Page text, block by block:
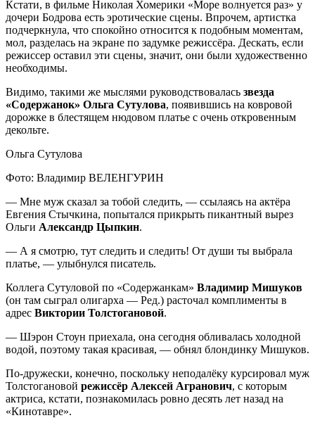
Кстати, в фильме Николая Хомерики «Море волнуется раз» у
дочери Бодрова есть эротические сцены. Впрочем, артистка
подчеркнула, что спокойно относится к подобным моментам,
мол, разделась на экране по задумке режиссёра. Дескать, если
режиссер оставил эти сцены, значит, они были художественно
необходимы.
Видимо, такими же мыслями руководствовалась звезда
«Содержанок» Ольга Сутулова, появившись на ковровой
дорожке в блестящем нюдовом платье с очень откровенным
декольте.
Ольга Сутулова
Фото: Владимир ВЕЛЕНГУРИН
— Мне муж сказал за тобой следить, — ссылаясь на актёра
Евгения Стычкина, попытался прикрыть пикантный вырез
Ольги Александр Цыпкин.
— А я смотрю, тут следить и следить! От души ты выбрала
платье, — улыбнулся писатель.
Коллега Сутуловой по «Содержанкам» Владимир Мишуков
(он там сыграл олигарха — Ред.) расточал комплименты в
адрес Виктории Толстогановой.
— Шэрон Стоун приехала, она сегодня обливалась холодной
водой, поэтому такая красивая, — обнял блондинку Мишуков.
По-дружески, конечно, поскольку неподалёку курсировал муж
Толстогановой режиссёр Алексей Агранович, с которым
актриса, кстати, познакомилась ровно десять лет назад на
«Кинотавре».